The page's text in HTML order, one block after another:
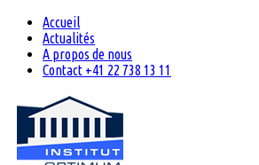
Accueil
Actualités
A propos de nous
Contact +41 22 738 13 11